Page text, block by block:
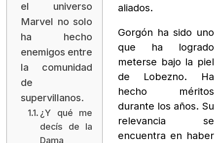
el universo
Marvel no solo
ha hecho
enemigos entre
la comunidad
de
supervillanos.
¿Y qué me
decís de la
Dama
aliados.
Gorgón ha sido uno
que ha logrado
meterse bajo la piel
de Lobezno. Ha
hecho méritos
durante los años. Su
relevancia se
encuentra en haber